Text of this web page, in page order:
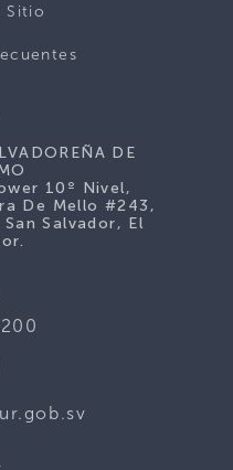
Sitio
DE
10º Nivel,
De Mello #243,
Salvador, El